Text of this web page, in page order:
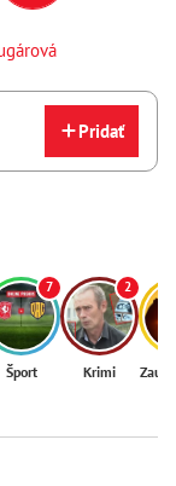
Pridať
7
Šport
2
Krimi